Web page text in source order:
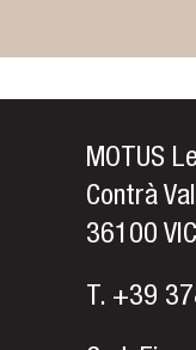
MOTUS
Contrà
36100
T. +39